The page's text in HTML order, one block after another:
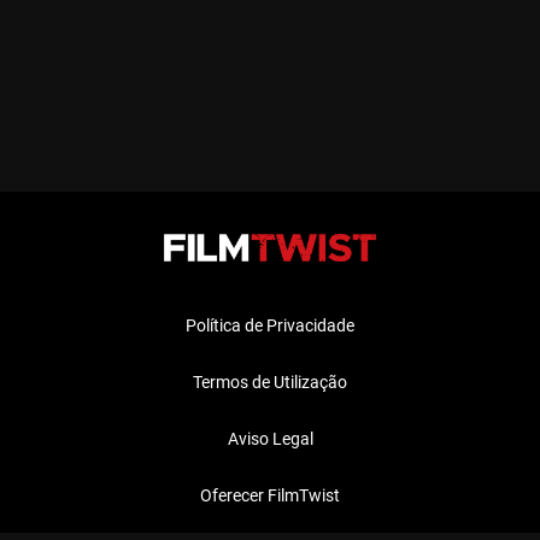
Política de Privacidade
Termos de Utilização
Aviso Legal
Oferecer FilmTwist